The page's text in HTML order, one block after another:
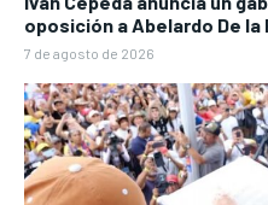
oposición a Abelardo De la
7 de agosto de 2026